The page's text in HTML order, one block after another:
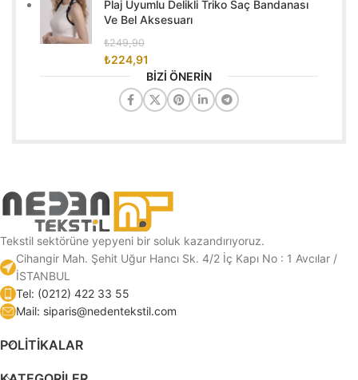
Plaj Uyumlu Delikli Triko Saç Bandanası
Ve Bel Aksesuarı
₺249,90
₺224,91
BİZİ ÖNERİN
Tekstil sektörüne yepyeni bir soluk kazandırıyoruz.
Cihangir Mah. Şehit Uğur Hancı Sk. 4/2 İç Kapı No : 1 Avcılar /
İSTANBUL
Tel: (0212) 422 33 55
Mail: siparis@nedentekstil.com
POLİTİKALAR